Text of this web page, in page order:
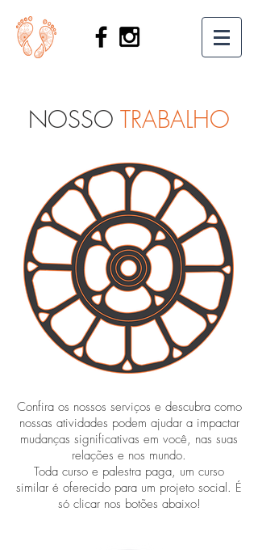
NOSSO TRABALHO
Confira os nossos serviços e descubra como
nossas atividades podem ajudar a impactar
mudanças significativas em você, nas suas
relações e nos mundo.
Toda curso e palestra paga, um curso
similar é oferecido para um projeto social. É
só clicar nos botões abaixo!